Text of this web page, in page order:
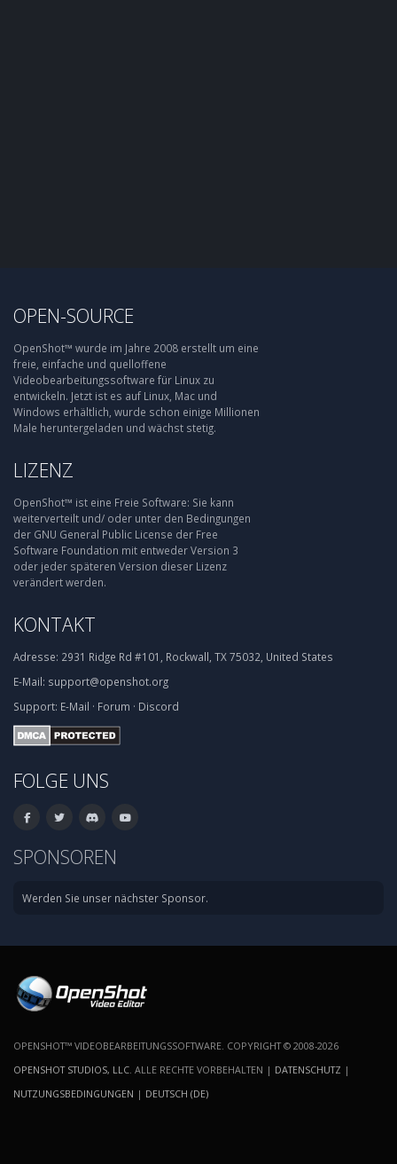
OPEN-SOURCE
OpenShot™ wurde im Jahre 2008 erstellt um eine
freie, einfache und quelloffene
Videobearbeitungssoftware für Linux zu
entwickeln. Jetzt ist es auf Linux, Mac und
Windows erhältlich, wurde schon einige Millionen
Male heruntergeladen und wächst stetig.
LIZENZ
OpenShot™ ist eine Freie Software: Sie kann
weiterverteilt und/ oder unter den Bedingungen
der GNU General Public License der Free
Software Foundation mit entweder Version 3
oder jeder späteren Version dieser Lizenz
verändert werden.
KONTAKT
Adresse: 2931 Ridge Rd #101, Rockwall, TX 75032, United States
E-Mail: support@openshot.org
Support: E-Mail · Forum · Discord
FOLGE UNS
SPONSOREN
Werden Sie unser nächster Sponsor.
OPENSHOT™ VIDEOBEARBEITUNGSSOFTWARE. COPYRIGHT © 2008-2026
OPENSHOT STUDIOS, LLC . ALLE RECHTE VORBEHALTEN | DATENSCHUTZ |
NUTZUNGSBEDINGUNGEN | DEUTSCH (DE)